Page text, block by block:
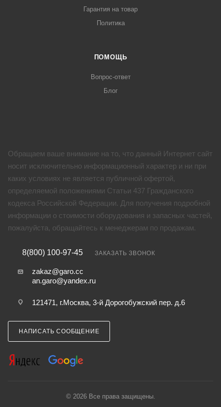
Гарантия на товар
Политика
ПОМОЩЬ
Вопрос-ответ
Блог
Обращаем ваше внимание на то, что данный Интернет сайт
носит исключительно информационный характер и ни при
каких условиях не является публичной офертой,
определяемой положениями Статьи 437 Гражданского
кодекса Российской Федерации. Для получения подробной
информации о стоимости оборудования и запасных частей,
пожалуйста, обращайтесь к менеджерам по продажам.
8(800) 100-97-45 ЗАКАЗАТЬ ЗВОНОК
zakaz@garo.cc
an.garo@yandex.ru
121471, г.Москва, 3-й Дорогобужский пер. д.6
НАПИСАТЬ СООБЩЕНИЕ
© 2026 Все права защищены.